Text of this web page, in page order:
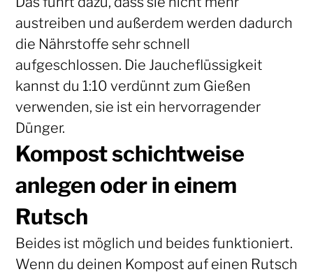
austreiben und außerdem werden dadurch
die Nährstoffe sehr schnell
aufgeschlossen. Die Jaucheflüssigkeit
kannst du 1:10 verdünnt zum Gießen
verwenden, sie ist ein hervorragender
Dünger.
Kompost schichtweise
anlegen oder in einem
Rutsch
Beides ist möglich und beides funktioniert.
Wenn du deinen Kompost auf einen Rutsch